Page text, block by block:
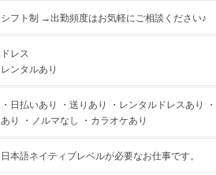
シフト制 →出勤頻度はお気軽にご相談ください♪
ドレス
レンタルあり
・日払いあり ・送りあり ・レンタルドレスあり
あり ・ノルマなし ・カラオケあり
日本語ネイティブレベルが必要なお仕事です。